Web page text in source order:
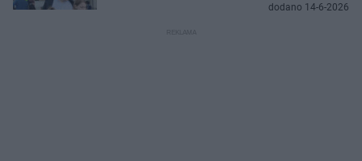
dodano 14-6-2026